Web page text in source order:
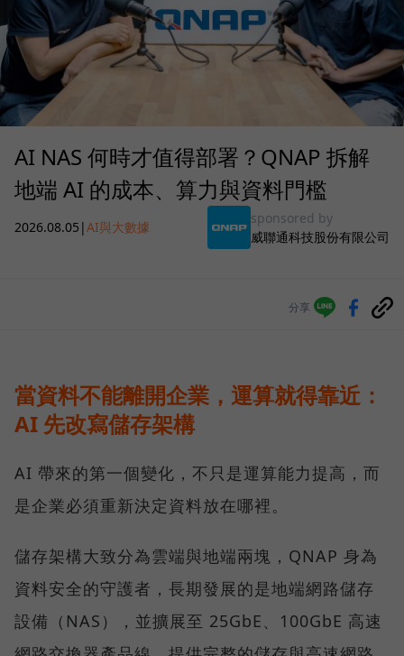
AI NAS 何時才值得部署？QNAP 拆解
地端 AI 的成本、算力與資料門檻
2026.08.05 |AI與大數據
sponsored by
威聯通科技股份有限公司
分享
當資料不能離開企業，運算就得靠近：
AI 先改寫儲存架構
AI 帶來的第一個變化，不只是運算能力提高，而
是企業必須重新決定資料放在哪裡。
儲存架構大致分為雲端與地端兩塊，QNAP 身為
資料安全的守護者，長期發展的是地端網路儲存
設備（NAS），並擴展至 25GbE、100GbE 高速